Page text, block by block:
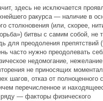
здесь не исключается
ракурса — наличие в
столкновения (или, скорее,
битвы с самим собой, не
для преодоления препятствий
часто нужно преодолевать
недомогание, нежелание
не приносящих
шагов, отказ от полноценного
перечисленное и
— факторы физического